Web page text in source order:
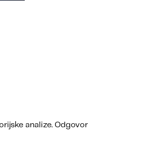
analize. Odgovor